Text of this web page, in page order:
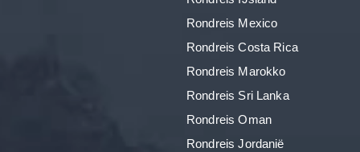
Rondreis Mexico
Rondreis Costa Rica
Rondreis Marokko
Rondreis Sri Lanka
Rondreis Oman
Rondreis Jordanië